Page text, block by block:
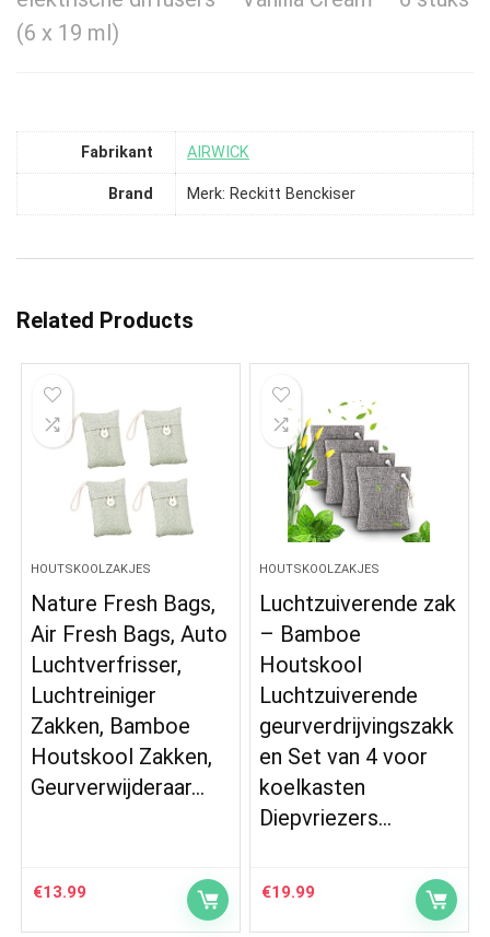
(6 x 19 ml)
Fabrikant ‎AIRWICK
Brand Merk: Reckitt Benckiser
Related Products
HOUTSKOOLZAKJES
Nature Fresh Bags,
Air Fresh Bags, Auto
Luchtverfrisser,
Luchtreiniger
Zakken, Bamboe
Houtskool Zakken,
Geurverwijderaar…
€13.99
HOUTSKOOLZAKJES
Luchtzuiverende zak
– Bamboe
Houtskool
Luchtzuiverende
geurverdrijvingszakk
en Set van 4 voor
koelkasten
Diepvriezers…
€19.99